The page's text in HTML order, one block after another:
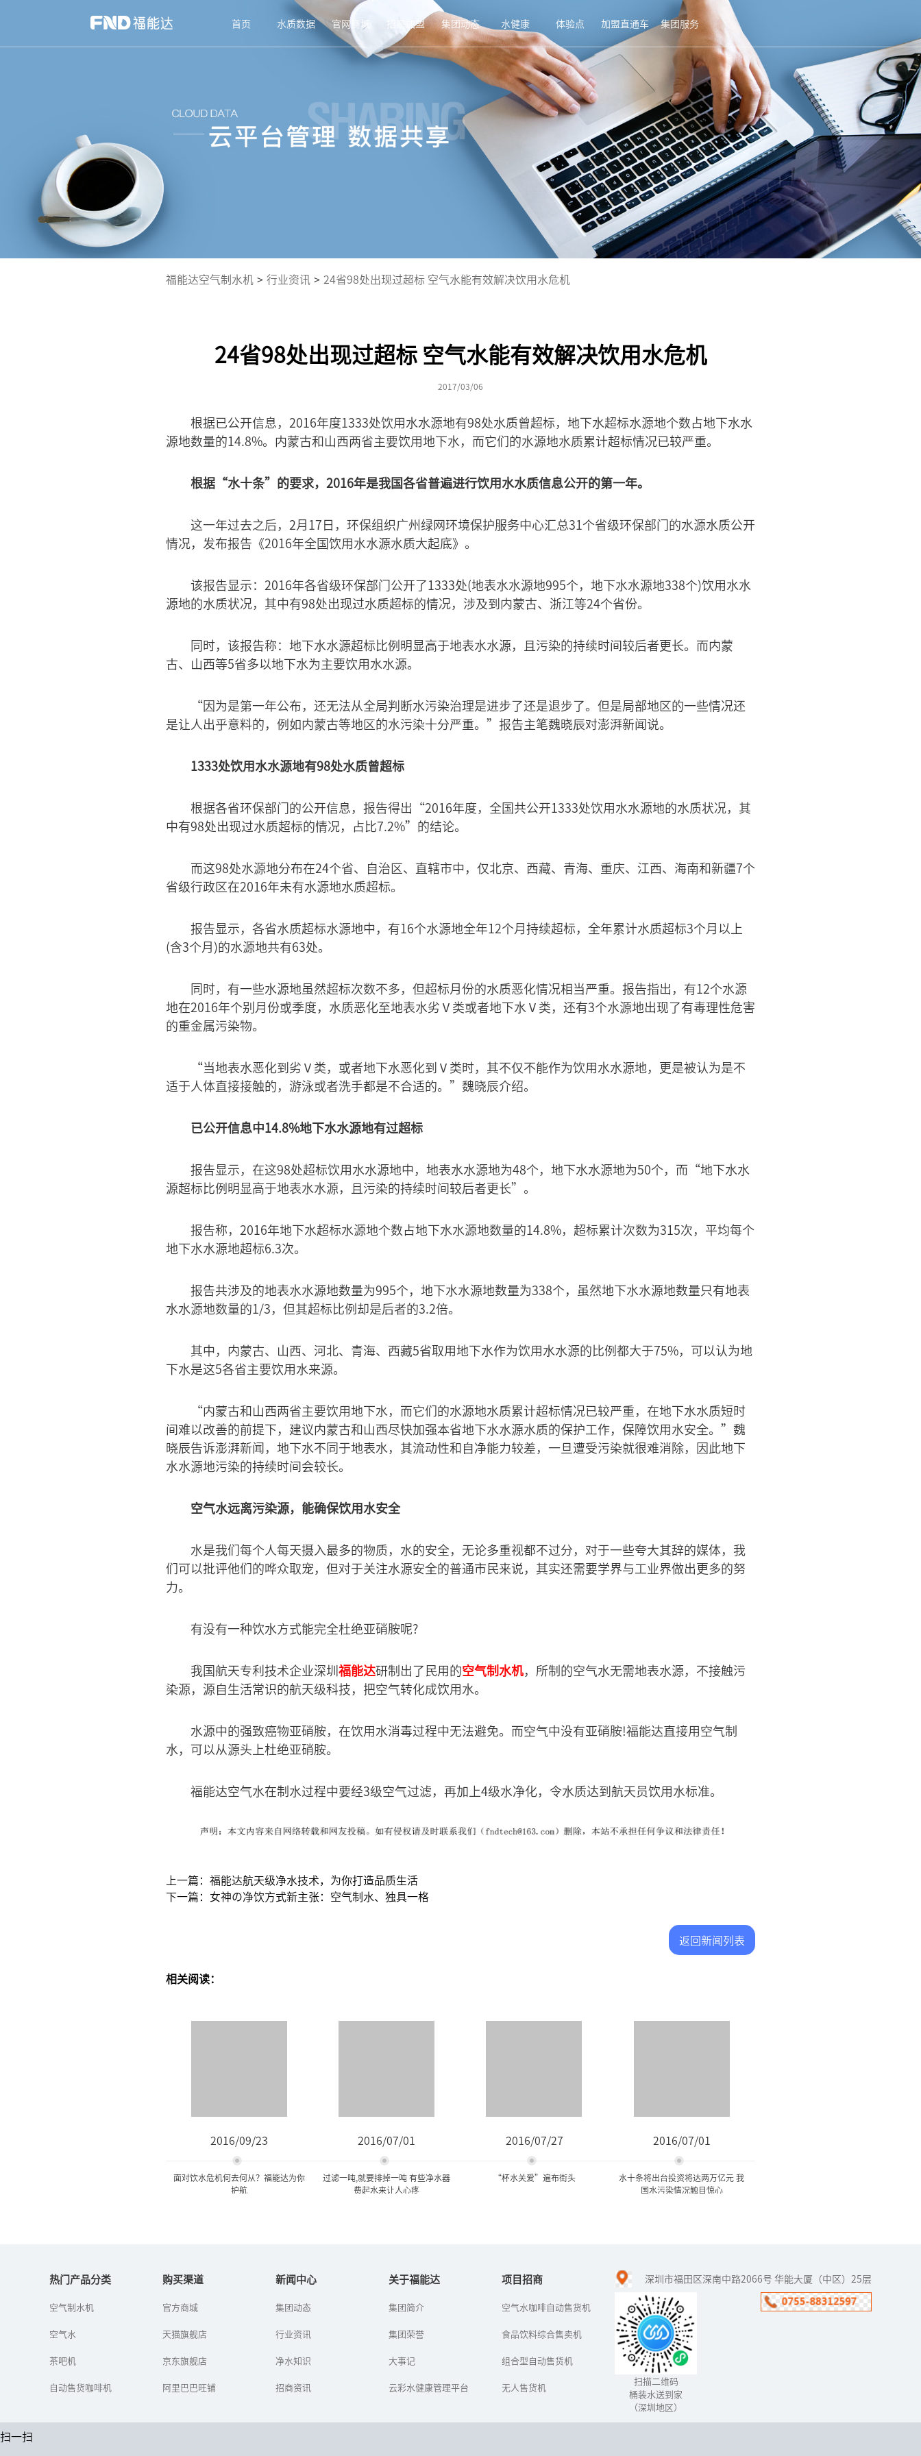
首页 水质数据 官网商城 招商加盟 集团动态 水健康 体验点 加盟直通车 集团服务
福能达空气制水机 > 行业资讯 > 24省98处出现过超标 空气水能有效解决饮用水危机
24省98处出现过超标 空气水能有效解决饮用水危机
2017/03/06
根据已公开信息，2016年度1333处饮用水水源地有98处水质曾超标，地下水超标水源地个数占地下水水
源地数量的14.8%。内蒙古和山西两省主要饮用地下水，而它们的水源地水质累计超标情况已较严重。
根据“水十条”的要求，2016年是我国各省普遍进行饮用水水质信息公开的第一年。
这一年过去之后，2月17日，环保组织广州绿网环境保护服务中心汇总31个省级环保部门的水源水质公开
情况，发布报告《2016年全国饮用水水源水质大起底》。
该报告显示：2016年各省级环保部门公开了1333处(地表水水源地995个，地下水水源地338个)饮用水水
源地的水质状况，其中有98处出现过水质超标的情况，涉及到内蒙古、浙江等24个省份。
同时，该报告称：地下水水源超标比例明显高于地表水水源，且污染的持续时间较后者更长。而内蒙
古、山西等5省多以地下水为主要饮用水水源。
“因为是第一年公布，还无法从全局判断水污染治理是进步了还是退步了。但是局部地区的一些情况还
是让人出乎意料的，例如内蒙古等地区的水污染十分严重。”报告主笔魏晓辰对澎湃新闻说。
1333处饮用水水源地有98处水质曾超标
根据各省环保部门的公开信息，报告得出“2016年度，全国共公开1333处饮用水水源地的水质状况，其
中有98处出现过水质超标的情况，占比7.2%”的结论。
而这98处水源地分布在24个省、自治区、直辖市中，仅北京、西藏、青海、重庆、江西、海南和新疆7个
省级行政区在2016年未有水源地水质超标。
报告显示，各省水质超标水源地中，有16个水源地全年12个月持续超标，全年累计水质超标3个月以上
(含3个月)的水源地共有63处。
同时，有一些水源地虽然超标次数不多，但超标月份的水质恶化情况相当严重。报告指出，有12个水源
地在2016年个别月份或季度，水质恶化至地表水劣Ⅴ类或者地下水Ⅴ类，还有3个水源地出现了有毒理性危害
的重金属污染物。
“当地表水恶化到劣Ⅴ类，或者地下水恶化到Ⅴ类时，其不仅不能作为饮用水水源地，更是被认为是不
适于人体直接接触的，游泳或者洗手都是不合适的。”魏晓辰介绍。
已公开信息中14.8%地下水水源地有过超标
报告显示，在这98处超标饮用水水源地中，地表水水源地为48个，地下水水源地为50个，而“地下水水
源超标比例明显高于地表水水源，且污染的持续时间较后者更长”。
报告称，2016年地下水超标水源地个数占地下水水源地数量的14.8%，超标累计次数为315次，平均每个
地下水水源地超标6.3次。
报告共涉及的地表水水源地数量为995个，地下水水源地数量为338个，虽然地下水水源地数量只有地表
水水源地数量的1/3，但其超标比例却是后者的3.2倍。
其中，内蒙古、山西、河北、青海、西藏5省取用地下水作为饮用水水源的比例都大于75%，可以认为地
下水是这5各省主要饮用水来源。
“内蒙古和山西两省主要饮用地下水，而它们的水源地水质累计超标情况已较严重，在地下水水质短时
间难以改善的前提下，建议内蒙古和山西尽快加强本省地下水水源水质的保护工作，保障饮用水安全。”魏
晓辰告诉澎湃新闻，地下水不同于地表水，其流动性和自净能力较差，一旦遭受污染就很难消除，因此地下
水水源地污染的持续时间会较长。
空气水远离污染源，能确保饮用水安全
水是我们每个人每天摄入最多的物质，水的安全，无论多重视都不过分，对于一些夸大其辞的媒体，我
们可以批评他们的哗众取宠，但对于关注水源安全的普通市民来说，其实还需要学界与工业界做出更多的努
力。
有没有一种饮水方式能完全杜绝亚硝胺呢?
我国航天专利技术企业深圳福能达研制出了民用的空气制水机，所制的空气水无需地表水源，不接触污
染源，源自生活常识的航天级科技，把空气转化成饮用水。
水源中的强致癌物亚硝胺，在饮用水消毒过程中无法避免。而空气中没有亚硝胺!福能达直接用空气制
水，可以从源头上杜绝亚硝胺。
福能达空气水在制水过程中要经3级空气过滤，再加上4级水净化，令水质达到航天员饮用水标准。
上一篇：福能达航天级净水技术，为你打造品质生活
下一篇：女神の净饮方式新主张：空气制水、独具一格
返回新闻列表
相关阅读：
2016/09/23
面对饮水危机何去何从？福能达为你
护航
面对严峻的水环境状况，
染事件,于是有部分人用上
真的干净吗？中国人在食
2016/07/01
过滤一吨,就要排掉一吨 有些净水器
费起水来让人心疼
如今，市民越来越注意饮
人越来越多。就算家里不
区里的净水器上打水。那
2016/07/27
“杯水关爱”遍布街头
前再次启动“杯水关
５户商家和市民加入队
上去暑解渴中药或...
2016/07/01
水十条将出台投资将达两万亿元 我
国水污染情况触目惊心
水十条”的《水污染防治
行动计划》已经在年前获
得国务院常委会通过，有
望在下月出台。
热门产品分类
空气制水机
空气水
茶吧机
自动售货咖啡机
购买渠道
官方商城
天猫旗舰店
京东旗舰店
阿里巴巴旺铺
新闻中心
集团动态
行业资讯
净水知识
招商资讯
关于福能达
集团简介
集团荣誉
大事记
云彩水健康管理平台
项目招商
空气水咖啡自动售货机
食品饮料综合售卖机
组合型自动售货机
无人售货机
深圳市福田区深南中路2066号 华能大厦（中区）25层
扫描二维码
桶装水送到家
（深圳地区）
扫一扫